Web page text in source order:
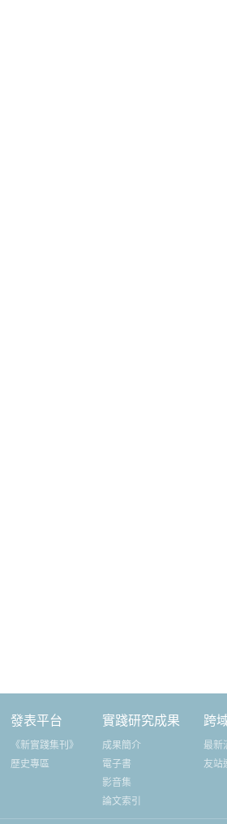
發表平台
《新實踐集刊》
歷史專區
實踐研究成果
成果簡介
電子書
影音集
論文索引
跨
最新
友站